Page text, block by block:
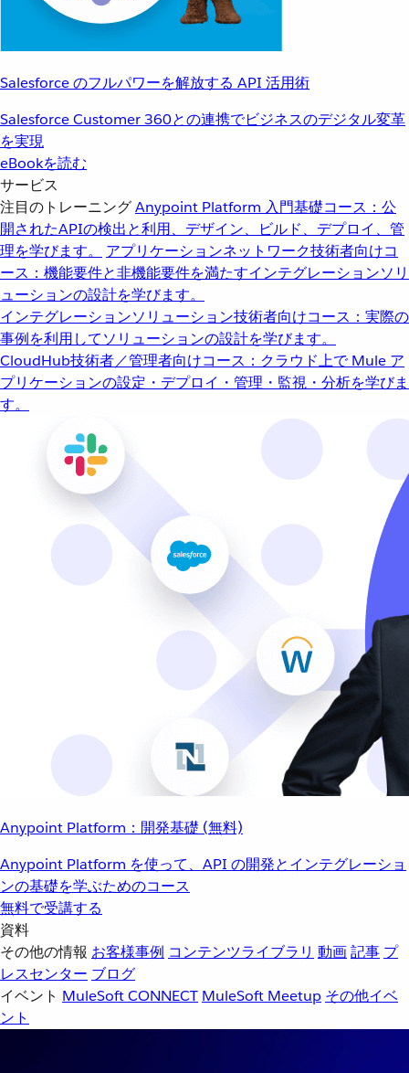
Salesforce のフルパワーを解放する API 活用術
Salesforce Customer 360との連携でビジネスのデジタル変革
を実現
eBookを読む
サービス
注目のトレーニングAnypoint Platform 入門基礎コース：公
開されたAPIの検出と利用、デザイン、ビルド、デプロイ、管
理を学びます。
アプリケーションネットワーク技術者向けコ
ース：機能要件と非機能要件を満たすインテグレーションソリ
ューションの設計を学びます。
インテグレーションソリューション技術者向けコース：実際の
事例を利用してソリューションの設計を学びます。
CloudHub技術者／管理者向けコース：クラウド上で Mule ア
プリケーションの設定・デプロイ・管理・監視・分析を学びま
す。
Anypoint Platform：開発基礎 (無料)
Anypoint Platform を使って、API の開発とインテグレーショ
ンの基礎を学ぶためのコース
無料で受講する
資料
その他の情報 お客様事例 コンテンツライブラリ 動画記事 プ
レスセンター ブログ
イベント MuleSoft CONNECT MuleSoft Meetup その他イベ
ント